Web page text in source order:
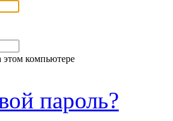
этом компьютере
пароль?